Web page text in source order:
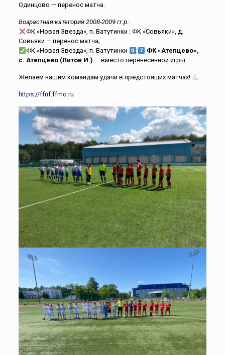
Одинцово — перенос матча.
Возрастная категория 2008-2009 гг.р.:
ФК «Новая Звезда», п. Ватутинки : ФК «Совьяки», д.
Совьяки — перенос матча;
ФК «Новая Звезда», п. Ватутинки
:
ФК «Атепцево»,
с. Атепцево (Литов И.) — вместо перенесенной игры.
Желаем нашим командам удачи в предстоящих матчах!
https://ffnf.ffmo.ru